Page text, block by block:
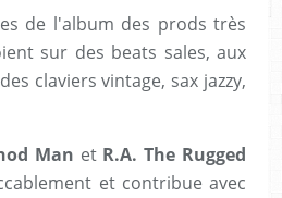
de l'album des prods très
sur des beats sales, aux
claviers vintage, sax jazzy,
Man et R.A. The Rugged
et contribue avec